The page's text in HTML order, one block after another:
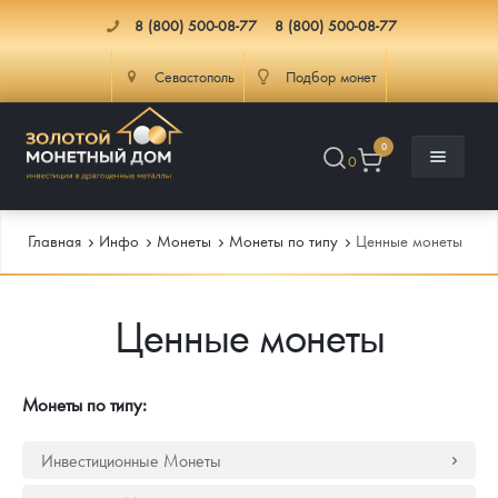
8 (800) 500-08-77 8 (800) 500-08-77
Севастополь Подбор монет
0
0
Инвестиционные монеты
Монеты Россия и СССР
Памятные и старинные монеты
Как сделать заказ
Подлинность монет
Доставка
Услуги
Главная Инфо Монеты Монеты по типу Ценные монеты
Ценные монеты
Монеты по типу:
Инвестиционные Монеты